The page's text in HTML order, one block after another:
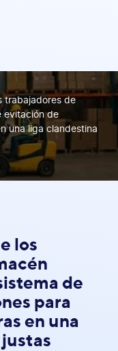
trabajadores de
evitación de
una liga clandestina
los
de
para
en una